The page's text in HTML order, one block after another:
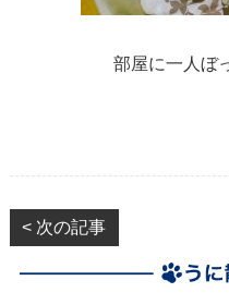
部屋に一人ぼ
< 次の記事